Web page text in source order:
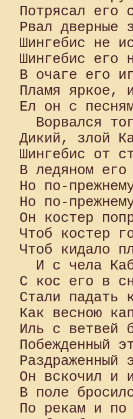
Потрясал его
Рвал дверные
Шингебис не
Шингебис его
В очаге его
Пламя яркое,
Ел он с
Ворвался
Дикий, злой
Шингебис от
В ледяном
Но по-
Но по-
Он костер
Чтоб костер
Чтоб кидало
И с чела
С кос его в
Стали падать
Как весною
Иль с ветвей
Побежденный
Раздраженный
Он вскочил и
В поле
По рекам и по